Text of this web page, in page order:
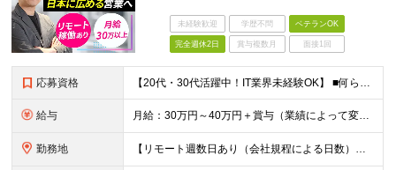
未経験歓迎 学歴不問 ベテランOK
完全週休2日 賞与複数月 面接1回
応募資格 【20代・30代活躍中！IT業界未経験OK】 ■何らかの営業経験をお持ちの方（業界・商材不問） ■基本的なPCスキル（Word、Excel、PowerPoint） ■高卒以上
給与 月給：30万円～40万円＋賞与（業績によって変動）＋各種手当 ※経験・スキルを考慮して決定します ※上記には固定残業代（40時間分／76,000円～）を含み、超過分は別途支給 ※試用期間6ヶ月（期間
勤務地 【リモート週数日あり（会社規程による日数）・神田駅から徒歩6分】 本社：東京都千代田区神田須田町2丁目1-1 MA SQUARE AKIHABARA 8F 現在、週2日リモートが可能ですが、 アポ